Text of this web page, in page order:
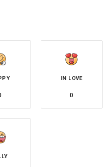
IN LOVE
0